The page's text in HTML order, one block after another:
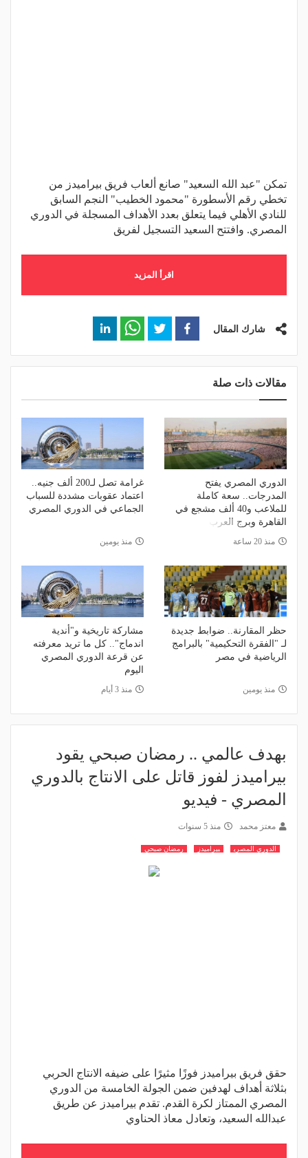
تمكن "عبد الله السعيد" صانع ألعاب فريق بيراميدز من
تخطي رقم الأسطورة "محمود الخطيب" النجم السابق
للنادي الأهلي فيما يتعلق بعدد الأهداف المسجلة في الدوري
المصري. وافتتح السعيد التسجيل لفريق
اقرأ المزيد
شارك المقال
مقالات ذات صلة
الدوري المصري يفتح
المدرجات.. سعة كاملة
للملاعب و40 ألف مشجع في
القاهرة وبرج العرب
منذ 20 ساعة
غرامة تصل لـ200 ألف جنيه..
اعتماد عقوبات مشددة للسباب
الجماعي في الدوري المصري
منذ يومين
حظر المقارنة.. ضوابط جديدة
لـ "الفقرة التحكيمية" بالبرامج
الرياضية في مصر
منذ يومين
مشاركة تاريخية و"أندية
اندماج".. كل ما تريد معرفته
عن قرعة الدوري المصري
اليوم
منذ 3 أيام
بهدف عالمي .. رمضان صبحي يقود
بيراميدز لفوز قاتل على الانتاج بالدوري
المصري - فيديو
معتز محمد منذ 5 سنوات
الدوري المصري بيراميدز رمضان صبحي
حقق فريق بيراميدز فوزًا مثيرًا على ضيفه الانتاج الحربي
بثلاثة أهداف لهدفين ضمن الجولة الخامسة من الدوري
المصري الممتاز لكرة القدم. تقدم بيراميدز عن طريق
عبدالله السعيد، وتعادل معاذ الحناوي